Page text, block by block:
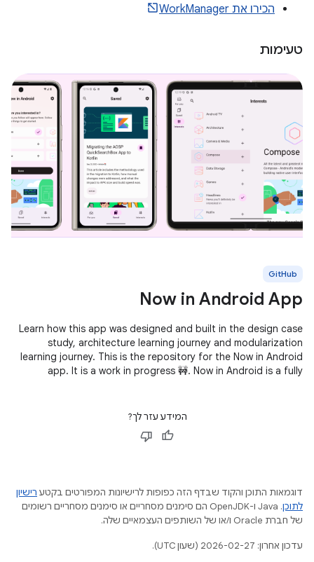
הכירו את WorkManager
טעימות
GitHub
Now in Android App
Learn how this app was designed and built in the design case
study, architecture learning journey and modularization
learning journey. This is the repository for the Now in Android
app. It is a work in progress 🚧. Now in Android is a fully
המידע עזר לך?
דוגמאות התוכן והקוד שבדף הזה כפופות לרישיונות המפורטים בקטע רישיון
לתוכן
.‏ Java ו-OpenJDK הם סימנים מסחריים או סימנים מסחריים רשומים
של חברת Oracle ו/או של השותפים העצמאיים שלה.
עדכון אחרון: 2026-02-27 (שעון UTC).